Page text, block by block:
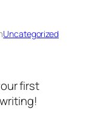
Uncategorized
first